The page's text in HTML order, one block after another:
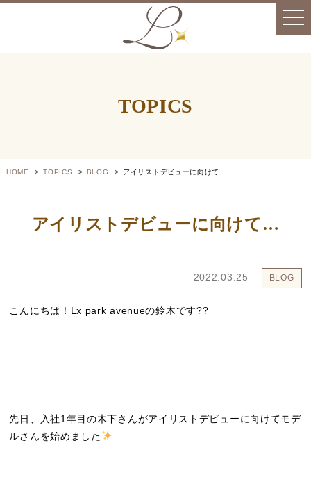
TOPICS
HOME TOPICS BLOG アイリストデビューに向けて…
アイリストデビューに向けて…
2022.03.25 BLOG
こんにちは！Lx park avenueの鈴木です??
先日、入社1年目の木下さんがアイリストデビューに向けてモデ
ルさんを始めました